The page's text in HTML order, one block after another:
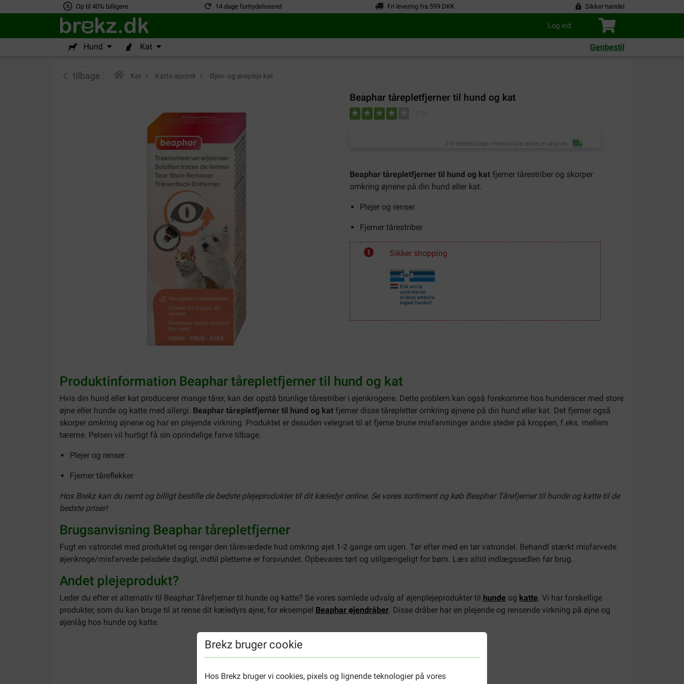
Op til 40% billigere 14 dage fortrydelsesret Fri levering fra 599 DKK Sikker handel
Log ind
Hund Kat Genbestil
Brekz bruger cookie
Hos Brekz bruger vi cookies, pixels og lignende teknologier på vores
tilbage Kat Katte apotek Øjen- og ørepleje kat
Beaphar tårepletfjerner til hund og kat
2-4 arbejdsdage, medmindre andet er angivet
Beaphar tårepletfjerner til hund og kat fjerner tårestriber og skorper
omkring øjnene på din hund eller kat.
Plejer og renser
Fjerner tårestriber
Sikker shopping
Produktinformation Beaphar tårepletfjerner til hund og kat
Hvis din hund eller kat producerer mange tårer, kan der opstå brunlige tårestriber i øjenkrogene. Dette problem kan også forekomme hos hunderacer med store
øjne eller hunde og katte med allergi. Beaphar tårepletfjerner til hund og kat fjerner disse tårepletter omkring øjnene på din hund eller kat. Det fjerner også
skorper omkring øjnene og har en plejende virkning. Produktet er desuden velegnet til at fjerne brune misfarvninger andre steder på kroppen, f.eks. mellem
tæerne. Pelsen vil hurtigt få sin oprindelige farve tilbage.
Plejer og renser
Fjerner tåreflekker
Hos Brekz kan du nemt og billigt bestille de bedste plejeprodukter til dit kæledyr online. Se vores sortiment og køb Beaphar Tårefjerner til hunde og katte til de
bedste priser!
Brugsanvisning Beaphar tårepletfjerner
Fugt en vatrondel med produktet og rengør den tårevædede hud omkring øjet 1-2 gange om ugen. Tør efter med en tør vatrondel. Behandl stærkt misfarvede
øjenkroge/misfarvede pelsdele dagligt, indtil pletterne er forsvundet. Opbevares tørt og utilgængeligt for børn. Læs altid indlægssedlen før brug.
Andet plejeprodukt?
Leder du efter et alternativ til Beaphar Tårefjerner til hunde og katte? Se vores samlede udvalg af øjenplejeprodukter til hunde og katte. Vi har forskellige
produkter, som du kan bruge til at rense dit kæledyrs øjne, for eksempel Beaphar øjendråber. Disse dråber har en plejende og rensende virkning på øjne og
øjenlåg hos hunde og katte.